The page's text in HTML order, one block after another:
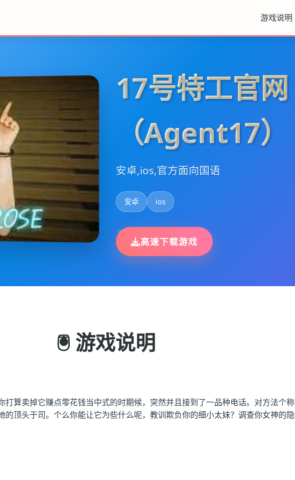
游戏说明
17号特工官网
（Agent17）
安卓,ios,官方面向国语
安卓 ios
高速下载游戏
🖲️ 游戏说明
算卖掉它赚点零花钱当中式的时期候，突然并且接到了一品种电话。对方法个称
顶头于司。个么你能让它为些什么呢，教训欺负你的细小太妹？调查你女神的隐